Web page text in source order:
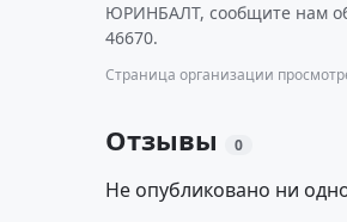
ЮРИНБАЛТ, сообщите нам
46670.
Страница организации
Отзывы 0
Не опубликовано ни